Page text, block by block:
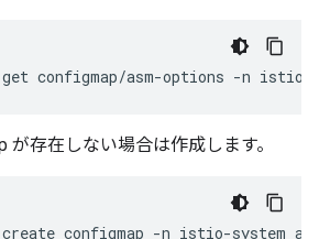
が存在しない場合は作成します。